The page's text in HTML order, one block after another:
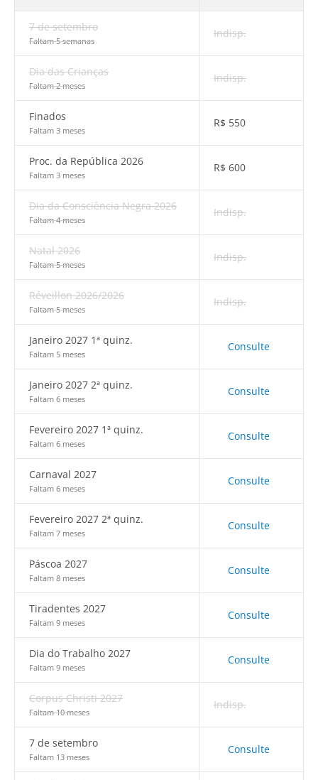
7 de setembro
Faltam 5 semanas
Indisp.
Dia das Crianças
Faltam 2 meses
Indisp.
Finados
Faltam 3 meses
R$ 550
Proc. da República 2026
Faltam 3 meses
R$ 600
Dia da Consciência Negra 2026
Faltam 4 meses
Indisp.
Natal 2026
Faltam 5 meses
Indisp.
Réveillon 2026/2026
Faltam 5 meses
Indisp.
Janeiro 2027 1ª quinz.
Faltam 5 meses
Consulte
Janeiro 2027 2ª quinz.
Faltam 6 meses
Consulte
Fevereiro 2027 1ª quinz.
Faltam 6 meses
Consulte
Carnaval 2027
Faltam 6 meses
Consulte
Fevereiro 2027 2ª quinz.
Faltam 7 meses
Consulte
Páscoa 2027
Faltam 8 meses
Consulte
Tiradentes 2027
Faltam 9 meses
Consulte
Dia do Trabalho 2027
Faltam 9 meses
Consulte
Corpus Christi 2027
Faltam 10 meses
Indisp.
7 de setembro
Faltam 13 meses
Consulte